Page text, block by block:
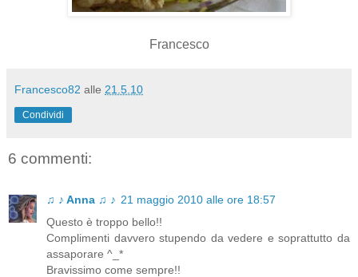
Francesco
Francesco82 alle 21.5.10
Condividi
6 commenti:
♫ ♪ Anna ♫ ♪ 21 maggio 2010 alle ore 18:57
Questo è troppo bello!!
Complimenti davvero stupendo da vedere e soprattutto da
assaporare ^_*
Bravissimo come sempre!!